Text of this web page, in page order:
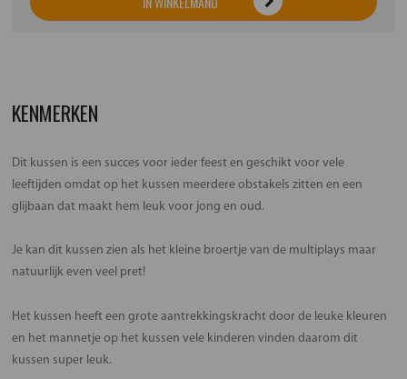
KENMERKEN
Dit kussen is een succes voor ieder feest en geschikt voor vele
leeftijden omdat op het kussen meerdere obstakels zitten en een
glijbaan dat maakt hem leuk voor jong en oud.
Je kan dit kussen zien als het kleine broertje van de multiplays maar
natuurlijk even veel pret!
Het kussen heeft een grote aantrekkingskracht door de leuke kleuren
en het mannetje op het kussen vele kinderen vinden daarom dit
kussen super leuk.